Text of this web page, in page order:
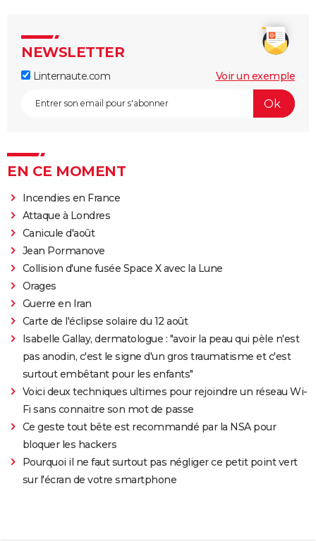
NEWSLETTER
Linternaute.com Voir un exemple
EN CE MOMENT
Incendies en France
Attaque à Londres
Canicule d'août
Jean Pormanove
Collision d'une fusée Space X avec la Lune
Orages
Guerre en Iran
Carte de l'éclipse solaire du 12 août
Isabelle Gallay, dermatologue : "avoir la peau qui pèle n'est
pas anodin, c'est le signe d'un gros traumatisme et c'est
surtout embêtant pour les enfants"
Voici deux techniques ultimes pour rejoindre un réseau Wi-
Fi sans connaitre son mot de passe
Ce geste tout bête est recommandé par la NSA pour
bloquer les hackers
Pourquoi il ne faut surtout pas négliger ce petit point vert
sur l'écran de votre smartphone